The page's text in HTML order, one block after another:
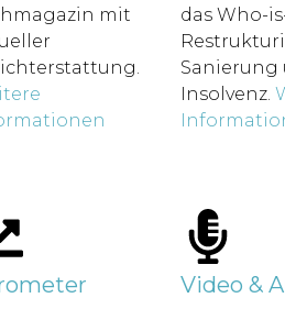
mit
das Who-
Sanierung
Insolvenz.
Video &